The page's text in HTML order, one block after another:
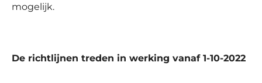
mogelijk.
De richtlijnen treden in werking vanaf 1-10-2022